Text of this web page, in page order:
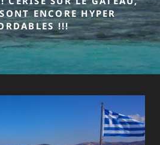
ENCORE HYPER
!!!